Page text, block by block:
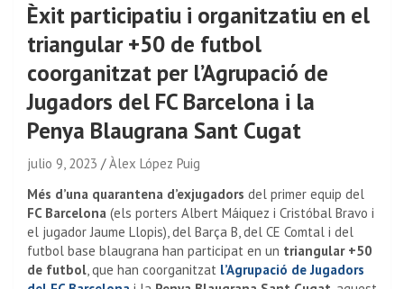
Èxit participatiu i organitzatiu en el
triangular +50 de futbol
coorganitzat per l’Agrupació de
Jugadors del FC Barcelona i la
Penya Blaugrana Sant Cugat
julio 9, 2023
Àlex López Puig
Més d’una quarantena d’exjugadors del primer equip del
FC Barcelona (els porters Albert Máiquez i Cristóbal Bravo i
el jugador Jaume Llopis), del Barça B, del CE Comtal i del
futbol base blaugrana han participat en un triangular +50
de futbol, que han coorganitzat l’Agrupació de Jugadors